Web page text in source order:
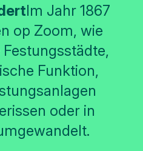
Im Jahr 1867
op Zoom, wie
Funktion,
oder in